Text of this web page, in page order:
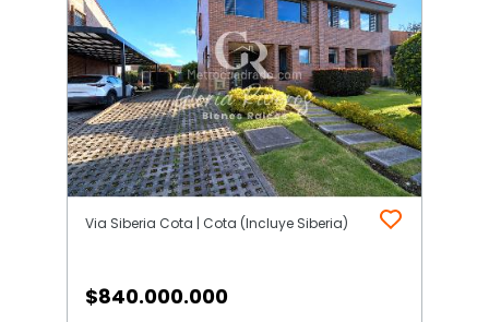
Via Siberia Cota | Cota (Incluye Siberia)
$840.000.000